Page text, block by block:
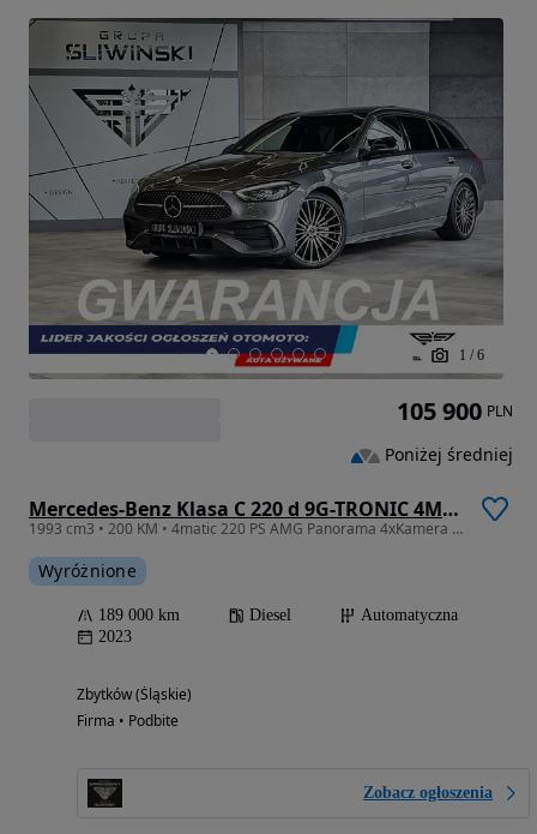
1 / 6
Mercedes-Benz Klasa C 220 d 9G-TRONIC 4Matic AMG Line
1993 cm3 • 200 KM • 4matic 220 PS AMG Panorama 4xKamera Headup Ambiente Distronic 19" FV23
Wyróżnione
189 000 km Diesel
Automatyczna
2023
Zbytków (Śląskie)
Firma • Podbite
Zobacz ogłoszenia
105 900 PLN
Poniżej średniej